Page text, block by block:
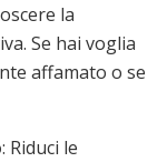
la
Se hai voglia
affamato o se
: Riduci le